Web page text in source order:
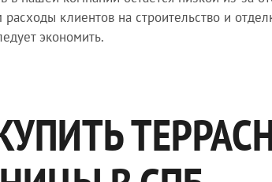
клиентов на строительство и
экономить.